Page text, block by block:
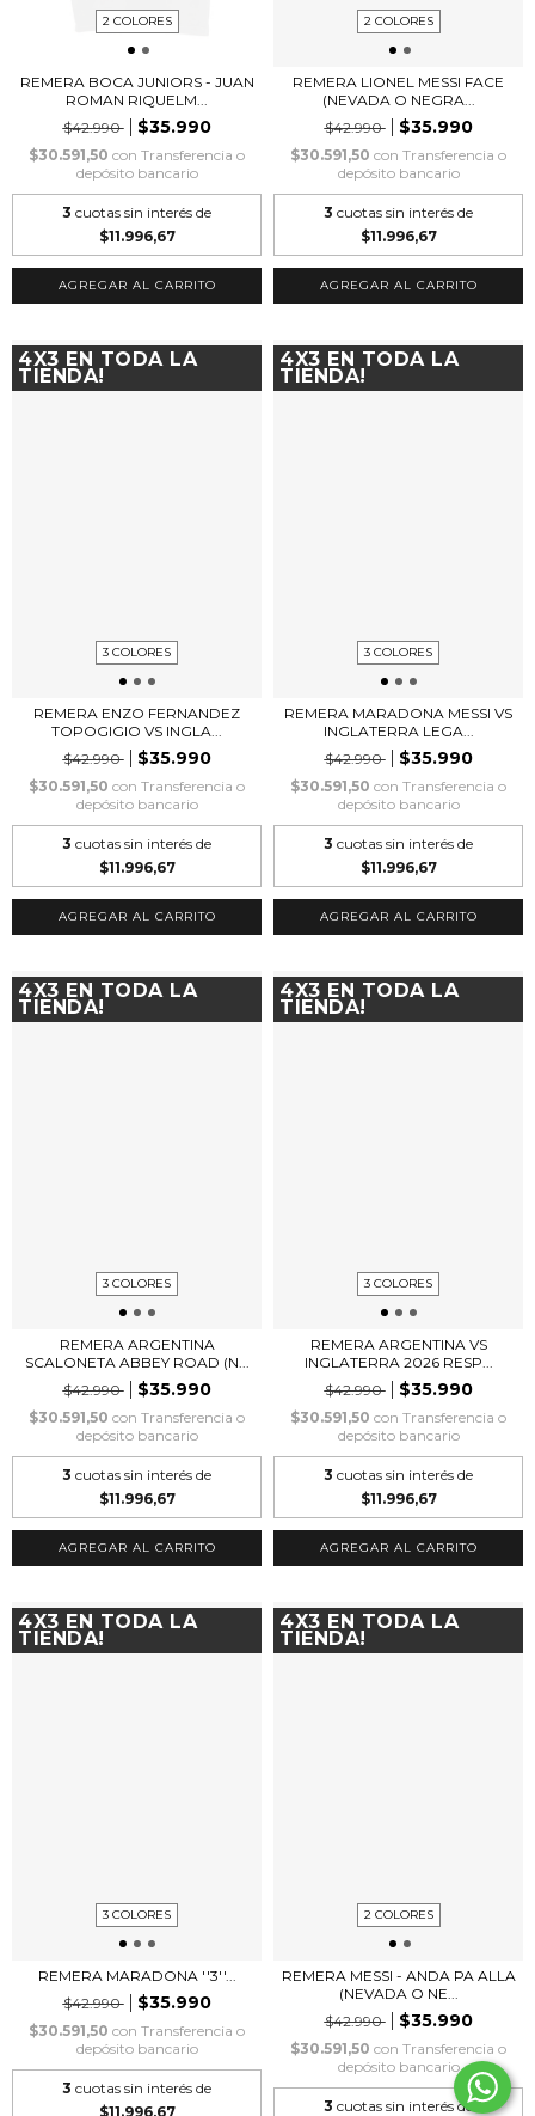
2 COLORES
REMERA BOCA JUNIORS - JUAN
ROMAN RIQUELM...
$42.990
$35.990
$30.591,50 con Transferencia o
depósito bancario
3 cuotas sin interés de
$11.996,67
AGREGAR AL CARRITO
2 COLORES
REMERA LIONEL MESSI FACE
(NEVADA O NEGRA...
$42.990
$35.990
$30.591,50 con Transferencia o
depósito bancario
3 cuotas sin interés de
$11.996,67
AGREGAR AL CARRITO
4X3 EN TODA LA
TIENDA!
3 COLORES
REMERA ENZO FERNANDEZ
TOPOGIGIO VS INGLA...
$42.990
$35.990
$30.591,50 con Transferencia o
depósito bancario
3 cuotas sin interés de
$11.996,67
AGREGAR AL CARRITO
4X3 EN TODA LA
TIENDA!
3 COLORES
REMERA MARADONA MESSI VS
INGLATERRA LEGA...
$42.990
$35.990
$30.591,50 con Transferencia o
depósito bancario
3 cuotas sin interés de
$11.996,67
AGREGAR AL CARRITO
4X3 EN TODA LA
TIENDA!
3 COLORES
REMERA ARGENTINA
SCALONETA ABBEY ROAD (N...
$42.990
$35.990
$30.591,50 con Transferencia o
depósito bancario
3 cuotas sin interés de
$11.996,67
AGREGAR AL CARRITO
4X3 EN TODA LA
TIENDA!
3 COLORES
REMERA ARGENTINA VS
INGLATERRA 2026 RESP...
$42.990
$35.990
$30.591,50 con Transferencia o
depósito bancario
3 cuotas sin interés de
$11.996,67
AGREGAR AL CARRITO
4X3 EN TODA LA
TIENDA!
3 COLORES
REMERA MARADONA ''3''...
$42.990
$35.990
$30.591,50 con Transferencia o
depósito bancario
3 cuotas sin interés de
$11.996,67
4X3 EN TODA LA
TIENDA!
2 COLORES
REMERA MESSI - ANDA PA ALLA
(NEVADA O NE...
$42.990
$35.990
$30.591,50 con Transferencia o
depósito bancario
3 cuotas sin interés de